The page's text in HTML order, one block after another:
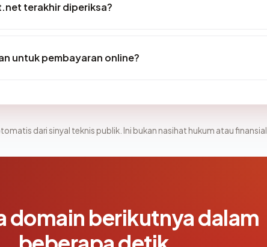
terakhir diperiksa?
untuk pembayaran online?
dari sinyal teknis publik. Ini bukan nasihat hukum atau finansial.
domain berikutnya dalam